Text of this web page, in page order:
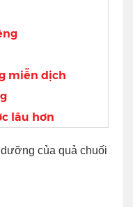
miễn dịch
lâu hơn
của quả chuối